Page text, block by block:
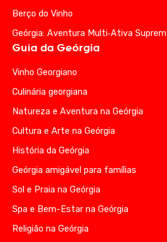
Berço do Vinho
Geórgia: Aventura Multi‑Ativa
Guia da Geórgia
Vinho Georgiano
Culinária georgiana
Natureza e Aventura na Geórgia
Cultura e Arte na Geórgia
História da Geórgia
Geórgia amigável para famílias
Sol e Praia na Geórgia
Spa e Bem-Estar na Geórgia
Religião na Geórgia